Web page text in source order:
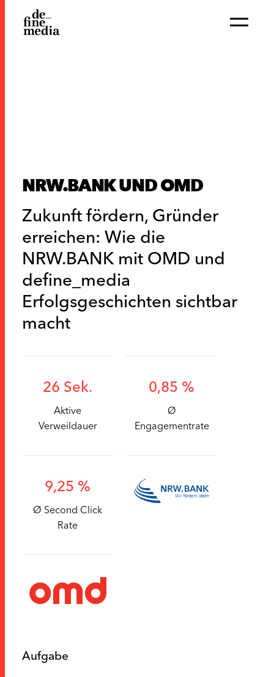
NRW.BANK UND OMD
Zukunft fördern, Gründer
erreichen: Wie die
NRW.BANK mit OMD und
define_media
Erfolgsgeschichten sichtbar
macht
26 Sek.
Aktive
Verweildauer
0,85 %
Ø
Engagementrate
9,25 %
Ø Second Click
Rate
Aufgabe